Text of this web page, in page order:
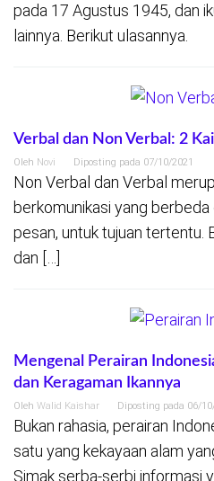
pada 17 Agustus 1945, dan
lainnya. Berikut ulasannya.
Verbal dan Non Verbal: 2
Oleh Novi Diposting pada 07/10/2021
Non Verbal dan Verbal
berkomunikasi yang
pesan, untuk tujuan tertentu.
dan […]
Mengenal Perairan
dan Keragaman Ikannya
Oleh Walid Kaishar Diposting pada 06/
Bukan rahasia, perairan
satu yang kekayaan alam
Simak serba-serbi informasi